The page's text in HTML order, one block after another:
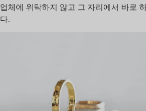
업체에 위탁하지 않고 그 자리에서 바로
다.